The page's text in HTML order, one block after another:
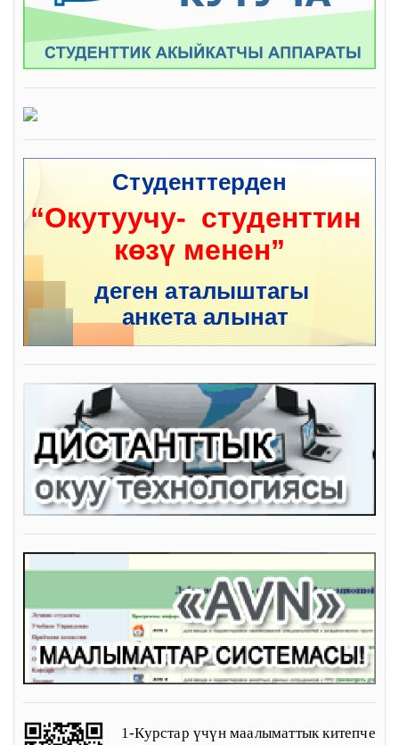
1-Курстар үчүн маалыматтык китепче